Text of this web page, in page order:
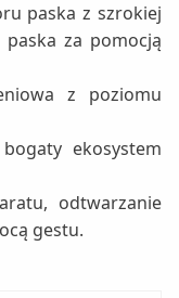
paska z szrokiej
za pomocją
z poziomu
ekosystem
odtwarzanie
gestu.